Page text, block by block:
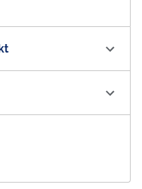
Gin 37.8 % vol.
lässt sich schnell mit